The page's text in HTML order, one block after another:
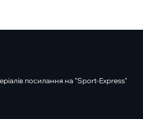
посилання на "Sport-Express"